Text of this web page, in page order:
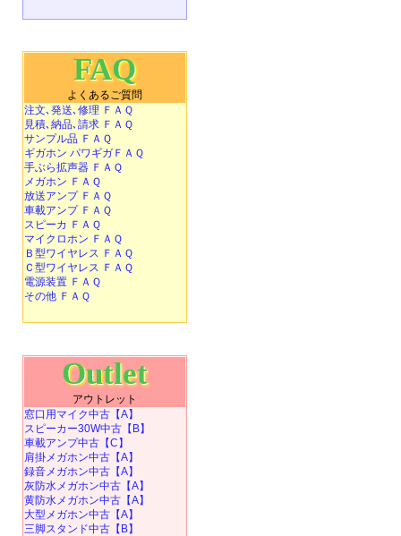
FAQ
よくあるご質問
注文､発送､修理 ＦＡＱ
見積､納品､請求 ＦＡＱ
サンプル品 ＦＡＱ
ギガホン パワギガＦＡＱ
手ぶら拡声器 ＦＡＱ
メガホン ＦＡＱ
放送アンプ ＦＡＱ
車載アンプ ＦＡＱ
スピーカ ＦＡＱ
マイクロホン ＦＡＱ
Ｂ型ワイヤレス ＦＡＱ
Ｃ型ワイヤレス ＦＡＱ
電源装置 ＦＡＱ
その他 ＦＡＱ
Outlet
アウトレット
窓口用マイク中古【A】
スピーカー30W中古【B】
車載アンプ中古【C】
肩掛メガホン中古【A】
録音メガホン中古【A】
灰防水メガホン中古【A】
黄防水メガホン中古【A】
大型メガホン中古【A】
三脚スタンド中古【B】